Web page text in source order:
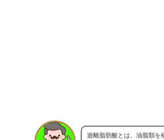
遊離脂肪酸とは、油脂類を